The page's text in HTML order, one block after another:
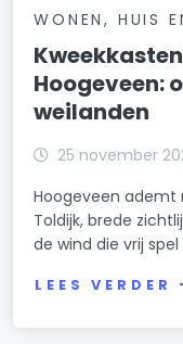
WONEN, HUIS
Hoogeveen:
weilanden
25 november
Hoogeveen ademt
Toldijk, brede
de wind die vrij
LEES VERDER